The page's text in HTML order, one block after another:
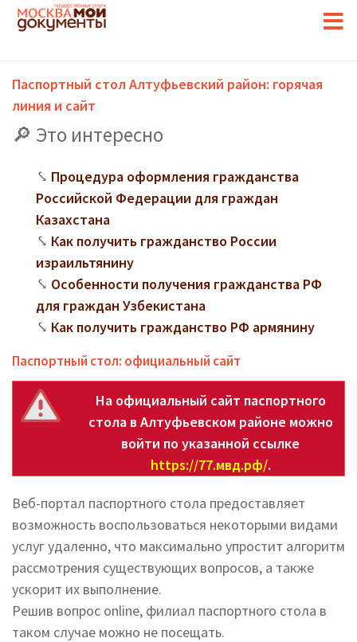
Паспортный стол Алтуфьевский район: горячая
линия и сайт
Это интересно
Процедура оформления гражданства
Российской Федерации для граждан
Казахстана
Как получить гражданство России
израильтянину
Особенности получения гражданства РФ
для граждан Узбекистана
Как получить гражданство РФ армянину
Паспортный стол: официальный сайт
На официальный сайт паспортного
стола в Алтуфьевском районе можно
войти по указанной ссылке
https://77.мвд.рф/.
Веб-портал паспортного стола предоставляет
возможность воспользоваться некоторыми видами
услуг удаленно, что максимально упростит алгоритм
рассмотрения существующих вопросов, а также
ускорит их выполнение.
Решив вопрос online, филиал паспортного стола в
таком случае можно не посещать.